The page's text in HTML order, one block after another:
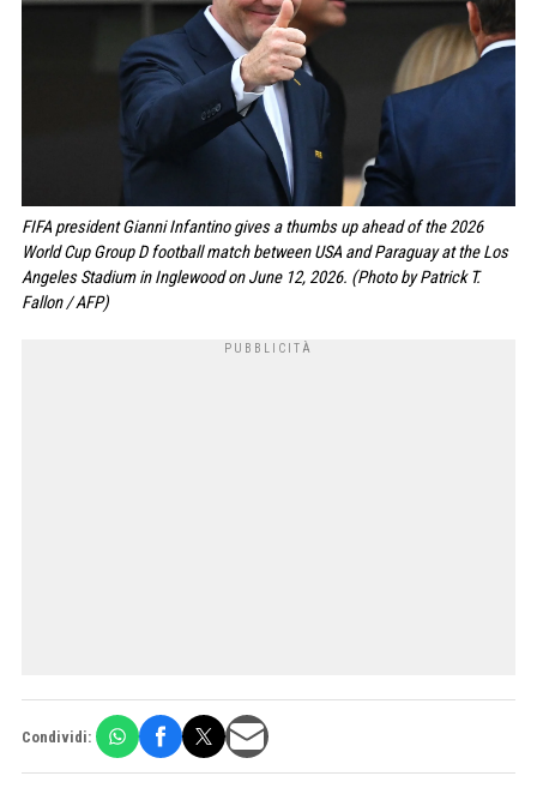
FIFA president Gianni Infantino gives a thumbs up ahead of the 2026
World Cup Group D football match between USA and Paraguay at the Los
Angeles Stadium in Inglewood on June 12, 2026. (Photo by Patrick T.
Fallon / AFP)
Condividi: